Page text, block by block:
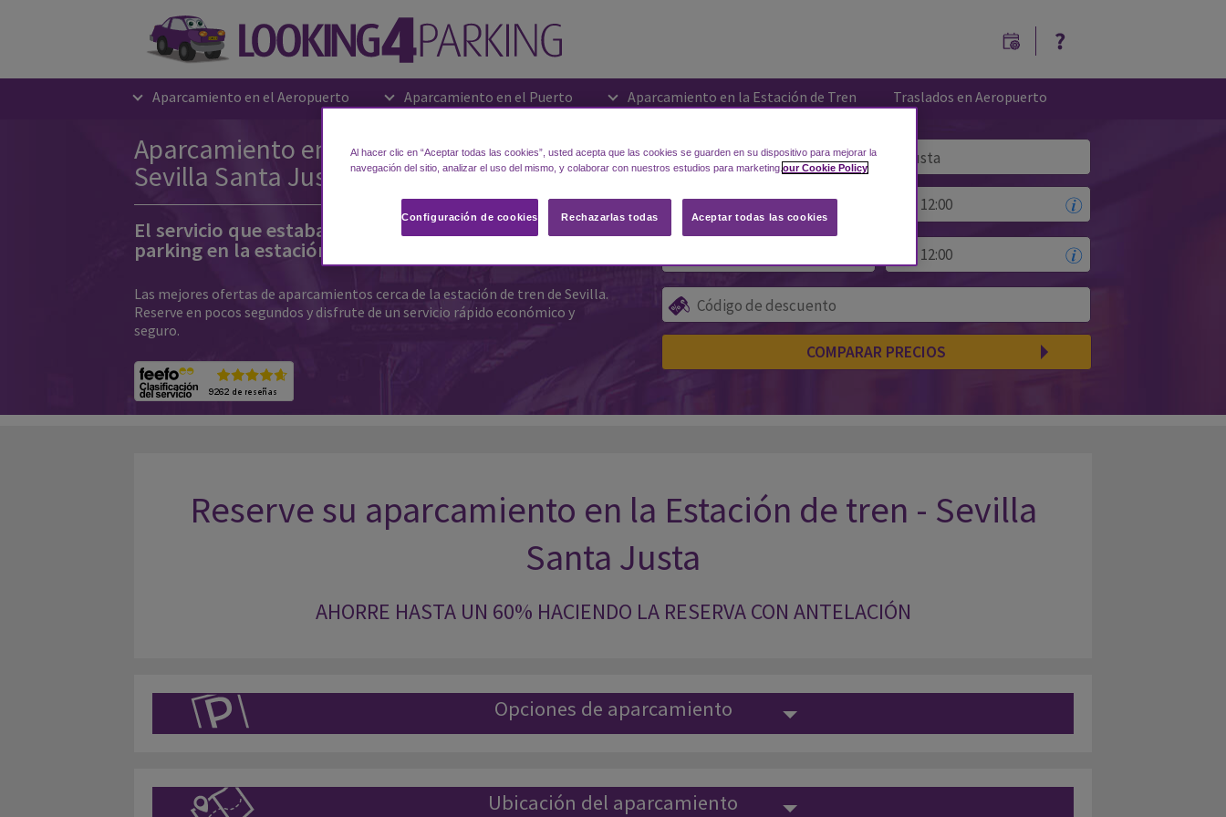
Aparcamiento en el Aeropuerto Aparcamiento en el Puerto Aparcamiento en la Estación de Tren Traslados en Aeropuerto
Aparcamiento en el Aeropuerto Estación de tren - Sevilla Santa Justa
COMPARAR PRECIOS
Aparcamiento en la estación de tren del
Sevilla Santa Justa
El servicio que estaba esperando para reservar su
parking en la estación de Sevilla Santa Justa.
Las mejores ofertas de aparcamientos cerca de la estación de tren de Sevilla.
Reserve en pocos segundos y disfrute de un servicio rápido económico y
seguro.
Reserve su aparcamiento en la Estación de tren - Sevilla
Santa Justa
AHORRE HASTA UN 60% HACIENDO LA RESERVA CON ANTELACIÓN
Opciones de aparcamiento
Ubicación del aparcamiento
Al hacer clic en “Aceptar todas las cookies”, usted acepta que las cookies se guarden en su dispositivo para mejorar la
navegación del sitio, analizar el uso del mismo, y colaborar con nuestros estudios para marketing. our Cookie Policy
Configuración de cookies Rechazarlas todas Aceptar todas las cookies